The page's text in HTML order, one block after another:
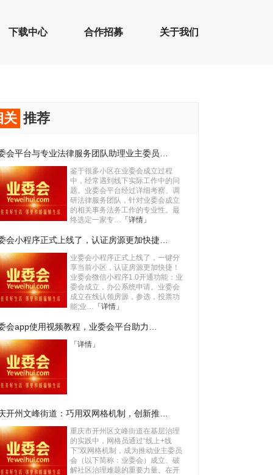
下载中心 合作招募 关于我们
关 推荐
会平台与专业法律服务团队助理业主委员…
鉴于很多小区在业委会成立过程
中，经常遇到线下实际工作中的问
题。业委会平台经过详细考察、调
研法律服务团队，针对业委会成立
的相关事务法务工作的专业性。最
终选定一家专… 「详情」
会小程序正式上线了，认证房源更加快捷…
业委会小程序正式上线了，一键分
享当前小区，认证房源更加快捷！
业委会微信小程序1.0开通功能：业
委会成立，办公系统申请。业委会
成立在线认领房源，参选，投票功
能;业… 「详情」
会app使用视频教程，业委会平台助力…
「详情」
开州文峰街道：巧用双网格机制，创新推…
重庆市开州区文峰街道在基层治理
的实践中，网格员通过“线上+线
下”双网格机制，成为推动业主委员
会（以下简称：业委会）成立、破
解社区治理难题的重要力量。在开